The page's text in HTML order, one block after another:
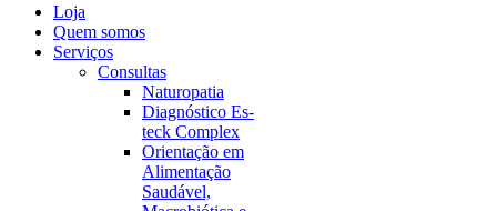
Loja
Quem somos
Serviços
Consultas
Naturopatia
Diagnóstico Es-
teck Complex
Orientação em
Alimentação
Saudável,